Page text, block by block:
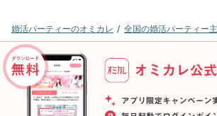
婚活パーティーのオミカレ 全国の婚活パーティー